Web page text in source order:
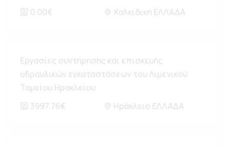
0.00€
Χαλκιδική ΕΛΛΑΔΑ
Εργασίες συντήρησης και επισκευής
υδραυλικών εγκαταστάσεων του Λιμενικού
Ταμείου Ηρακλείου
3997.76€
Ηράκλειο ΕΛΛΑΔΑ